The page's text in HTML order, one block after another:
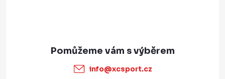
info@xcsport.cz